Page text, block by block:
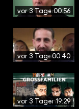
vor 3 Tagen00:56
vor 3 Tagen00:40
vor 3 Tagen19:29